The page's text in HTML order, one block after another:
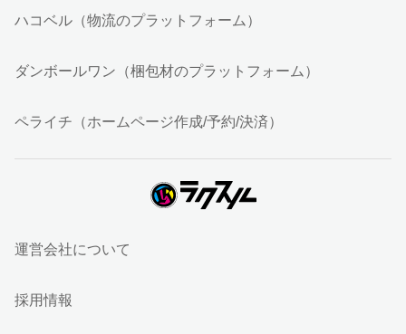
ハコベル（物流のプラットフォーム）
ダンボールワン（梱包材のプラットフォーム）
ペライチ（ホームページ作成/予約/決済）
運営会社について
採用情報